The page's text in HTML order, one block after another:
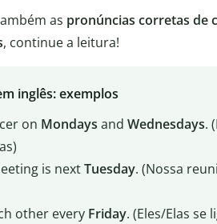
as pronúncias corretas de
, continue a leitura!
inglês: exemplos
on Mondays and Wednesdays.
is nextTuesday. (Nossa
other every Friday. (Eles/Elas se